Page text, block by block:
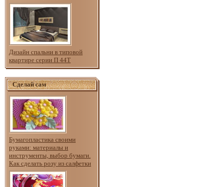
Дизайн спальни в типовой
квартире серии П 44Т
Сделай сам
Бумагопластика своими
руками: материалы и
инструменты, выбор бумаги.
Как сделать розу из салфетки